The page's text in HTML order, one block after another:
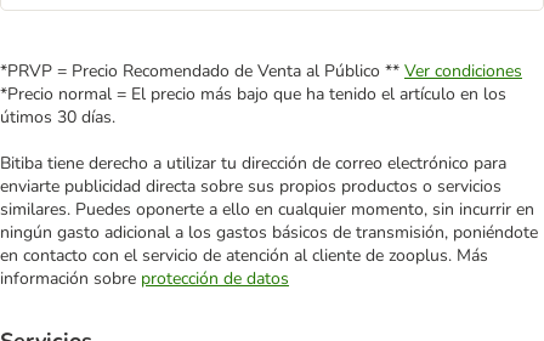
*PRVP = Precio Recomendado de Venta al Público ** Ver condiciones
*Precio normal = El precio más bajo que ha tenido el artículo en los
útimos 30 días.
Bitiba tiene derecho a utilizar tu dirección de correo electrónico para
enviarte publicidad directa sobre sus propios productos o servicios
similares. Puedes oponerte a ello en cualquier momento, sin incurrir en
ningún gasto adicional a los gastos básicos de transmisión, poniéndote
en contacto con el servicio de atención al cliente de zooplus. Más
información sobre protección de datos